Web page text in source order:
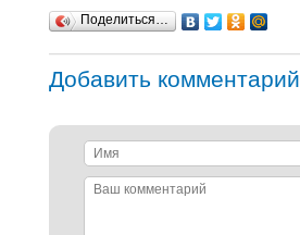
Поделиться…
Добавить комментарий
Имя
Ваш